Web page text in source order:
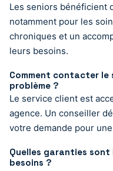
Les seniors bénéficient
notamment pour les
chroniques et un
leurs besoins.
Comment contacter le
problème ?
Le service client est
agence. Un conseiller
votre demande pour
Quelles garanties
besoins ?